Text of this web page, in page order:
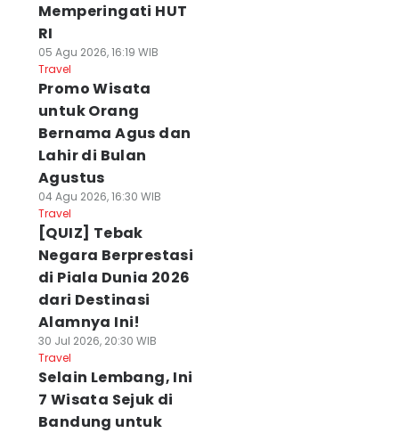
Memperingati HUT
RI
05 Agu 2026, 16:19 WIB
Travel
Promo Wisata
untuk Orang
Bernama Agus dan
Lahir di Bulan
Agustus
04 Agu 2026, 16:30 WIB
Travel
[QUIZ] Tebak
Negara Berprestasi
di Piala Dunia 2026
dari Destinasi
Alamnya Ini!
30 Jul 2026, 20:30 WIB
Travel
Selain Lembang, Ini
7 Wisata Sejuk di
Bandung untuk